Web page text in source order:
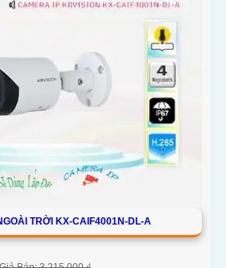
TRỜI KX-CAIF4001N-DL-A